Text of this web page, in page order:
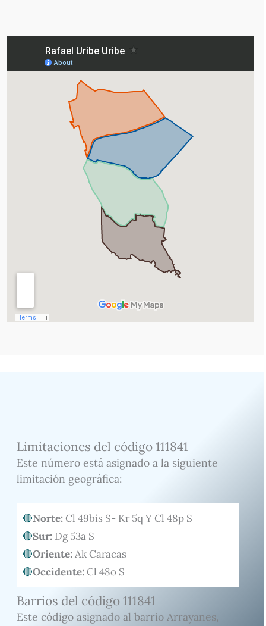
Limitaciones del código 111841
Este número está asignado a la siguiente
limitación geográfica:
Norte:Cl 49bis S- Kr 5q Y Cl 48p S
Sur: Dg 53a S
Oriente:Ak Caracas
Occidente:Cl 48o S
Barrios del código 111841
Este código asignado al barrio Arrayanes,